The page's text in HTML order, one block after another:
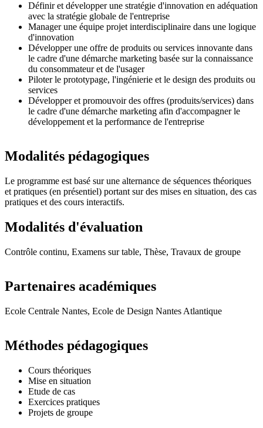
Définir et développer une stratégie d'innovation en adéquation
avec la stratégie globale de l'entreprise
Manager une équipe projet interdisciplinaire dans une logique
d'innovation
Développer une offre de produits ou services innovante dans
le cadre d'une démarche marketing basée sur la connaissance
du consommateur et de l'usager
Piloter le prototypage, l'ingénierie et le design des produits ou
services
Développer et promouvoir des offres (produits/services) dans
le cadre d'une démarche marketing afin d'accompagner le
développement et la performance de l'entreprise
Modalités pédagogiques
Le programme est basé sur une alternance de séquences théoriques
et pratiques (en présentiel) portant sur des mises en situation, des cas
pratiques et des cours interactifs.
Modalités d'évaluation
Contrôle continu, Examens sur table, Thèse, Travaux de groupe
Partenaires académiques
Ecole Centrale Nantes, Ecole de Design Nantes Atlantique
Méthodes pédagogiques
Cours théoriques
Mise en situation
Etude de cas
Exercices pratiques
Projets de groupe